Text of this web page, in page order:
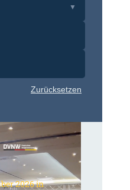
Zurücksetzen
2026 in